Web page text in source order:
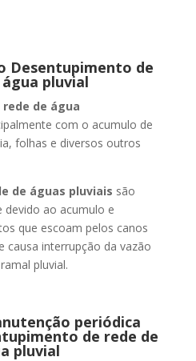
Desentupimento de
pluvial
de água
com o acumulo de
folhas e diversos outros
de águas pluviais são
devido ao acumulo e
que escoam pelos canos
causa interrupção da vazão
pluvial.
periódica
de rede de
pluvial